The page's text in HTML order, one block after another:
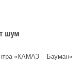
шум
«КАМАЗ – Бауман»